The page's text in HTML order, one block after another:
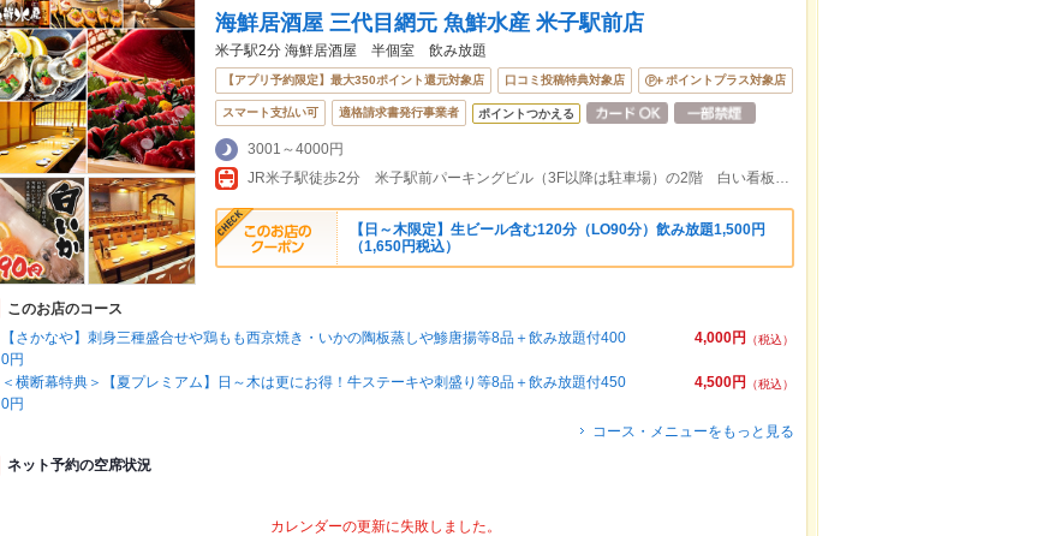
海鮮居酒屋 三代目網元 魚鮮水産 米子駅前店
米子駅2分 海鮮居酒屋 半個室 飲み放題
【アプリ予約限定】最大350ポイント還元対象店 口コミ投稿特典対象店 ポイントプラス対象店
スマート支払い可 適格請求書発行事業者 ポイントつかえる
3001～4000円
JR米子駅徒歩2分 米子駅前パーキングビル（3F以降は駐車場）の2階 白い看板に黒い文字で【魚鮮水産米子駅前店】が目印
【日～木限定】生ビール含む120分（LO90分）飲み放題1,500円
（1,650円税込）
このお店のコース
4,000円
（税込）
【さかなや】刺身三種盛合せや鶏もも西京焼き・いかの陶板蒸しや鯵唐揚等8品＋飲み放題付400
0円
4,500円
（税込）
＜横断幕特典＞【夏プレミアム】日～木は更にお得！牛ステーキや刺盛り等8品＋飲み放題付450
0円
コース・メニューをもっと見る
ネット予約の空席状況
カレンダーの更新に失敗しました。